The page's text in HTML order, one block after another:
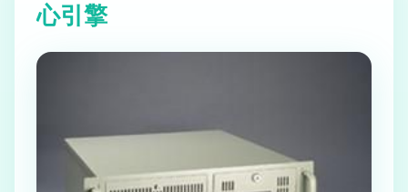
心引擎